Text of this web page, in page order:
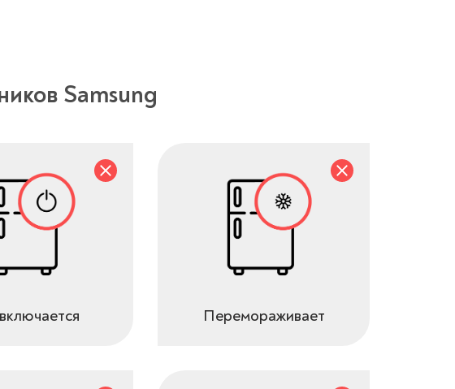
Samsung
Перемораживает